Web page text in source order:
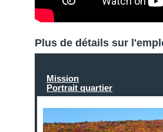
Plus de détails sur
Mission
Portrait quartier